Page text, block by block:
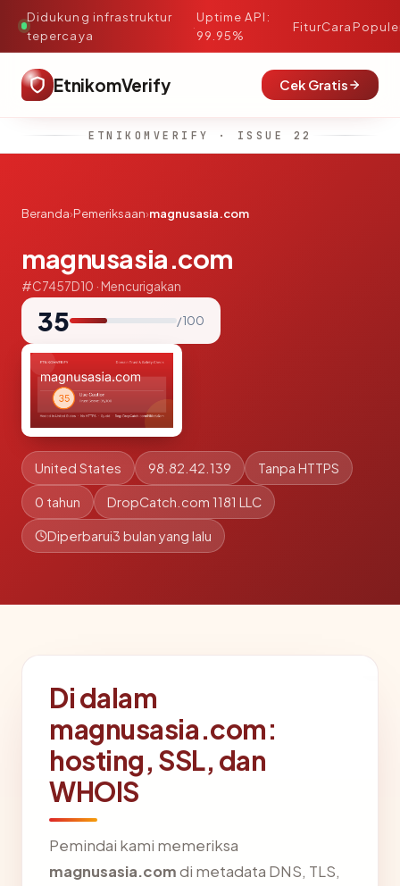
Didukung infrastruktur
tepercaya
·
Uptime API:
99.95%
FiturCara
EtnikomVerify Cek Gratis
ETNIKOMVERIFY · ISSUE 22
Beranda›Pemeriksaan›magnusasia.com
magnusasia.com
#C7457D10 · Mencurigakan
35 / 100
United States 98.82.42.139 Tanpa HTTPS
0 tahun DropCatch.com 1181 LLC
Diperbarui3 bulan yang lalu
Di dalam
magnusasia.com:
hosting, SSL, dan
WHOIS
Pemindai kami memeriksa
magnusasia.comdi metadata DNS, TLS,